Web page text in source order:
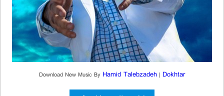
Download New Music By Hamid Talebzadeh| Dokhtar